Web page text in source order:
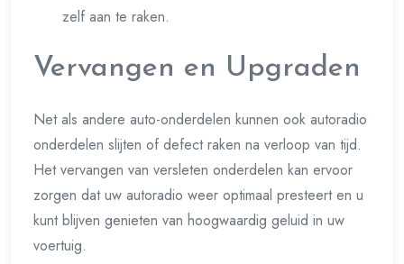
zelf aan te raken.
Vervangen en Upgraden
Net als andere auto-onderdelen kunnen ook autoradio
onderdelen slijten of defect raken na verloop van tijd.
Het vervangen van versleten onderdelen kan ervoor
zorgen dat uw autoradio weer optimaal presteert en u
kunt blijven genieten van hoogwaardig geluid in uw
voertuig.